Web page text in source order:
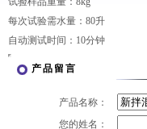
每次试验需水量：80升
自动测试时间：10分钟
产品留言
产品名称：
您的姓名：